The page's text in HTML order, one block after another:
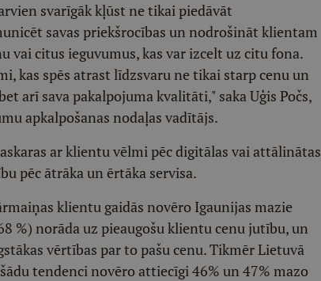
svarīgāk kļūst ne tikai piedāvāt
savas priekšrocības un nodrošināt klientam
citus ieguvumus, kas var izcelt uz citu fona.
kas spēs atrast līdzsvaru ne tikai starp cenu un
arī sava pakalpojuma kvalitāti," saka Uģis Počs,
apkalpošanas nodaļas vadītājs.
ar klientu vēlmi pēc digitālas vai attālinātas
pēc ātrāka un ērtāka servisa.
klientu gaidās novēro Igaunijas mazie
%) norāda uz pieaugošu klientu cenu jutību, un
vērtības par to pašu cenu. Tikmēr Lietuvā
tendenci novēro attiecīgi 46% un 47% mazo